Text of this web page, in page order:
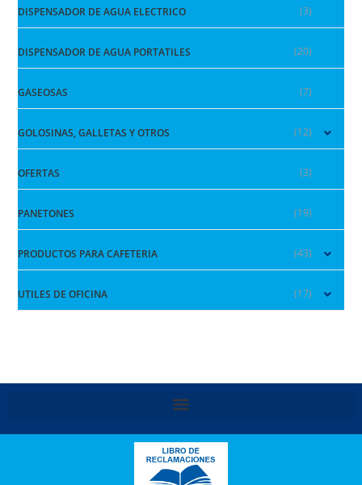
DISPENSADOR DE AGUA ELECTRICO (3)
DISPENSADOR DE AGUA PORTATILES (20)
GASEOSAS (7)
GOLOSINAS, GALLETAS Y OTROS (12)
OFERTAS (3)
PANETONES (19)
PRODUCTOS PARA CAFETERIA (43)
UTILES DE OFICINA (17)